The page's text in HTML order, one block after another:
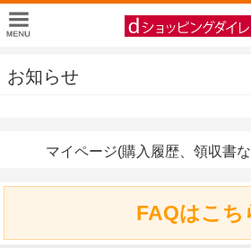
お知らせ
マイページ(購入履歴、領収書
FAQはこち